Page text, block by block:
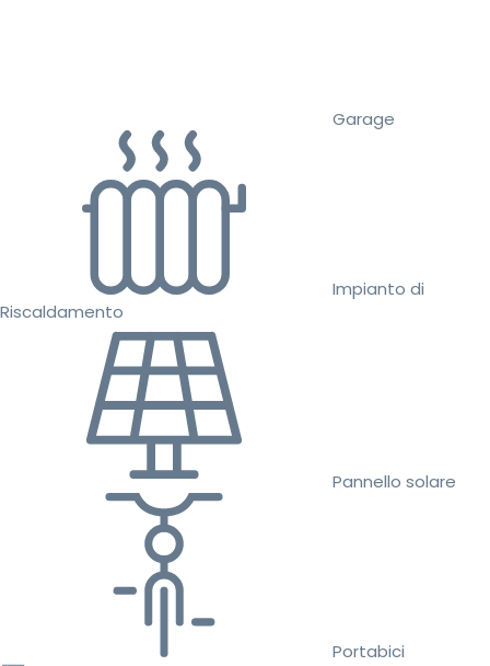
Garage
Impianto di
Riscaldamento
Pannello solare
Portabici